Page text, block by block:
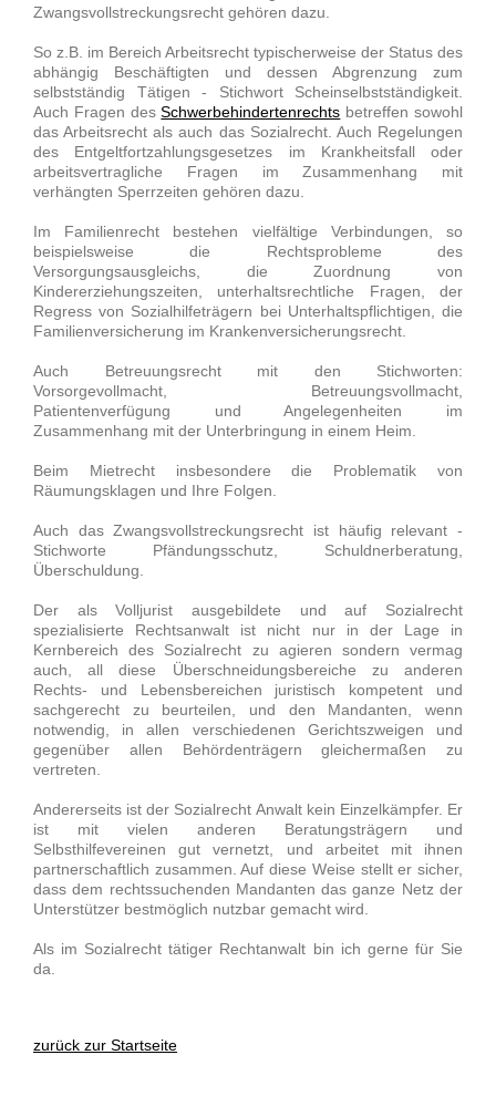
Zwangsvollstreckungsrecht gehören dazu.
So z.B. im Bereich Arbeitsrecht typischerweise der Status des
abhängig Beschäftigten und dessen Abgrenzung zum
selbstständig Tätigen - Stichwort Scheinselbstständigkeit.
Auch Fragen desSchwerbehindertenrechts betreffen sowohl
das Arbeitsrecht als auch das Sozialrecht. Auch Regelungen
des Entgeltfortzahlungsgesetzes im Krankheitsfall oder
arbeitsvertragliche Fragen im Zusammenhang mit
verhängten Sperrzeiten gehören dazu.
Im Familienrecht bestehen vielfältige Verbindungen, so
beispielsweise die Rechtsprobleme des
Versorgungsausgleichs, die Zuordnung von
Kindererziehungszeiten, unterhaltsrechtliche Fragen, der
Regress von Sozialhilfeträgern bei Unterhaltspflichtigen, die
Familienversicherung im Krankenversicherungsrecht.
Auch Betreuungsrecht mit den Stichworten:
Vorsorgevollmacht, Betreuungsvollmacht,
Patientenverfügung und Angelegenheiten im
Zusammenhang mit der Unterbringung in einem Heim.
Beim Mietrecht insbesondere die Problematik von
Räumungsklagen und Ihre Folgen.
Auch das Zwangsvollstreckungsrecht ist häufig relevant -
Stichworte Pfändungsschutz, Schuldnerberatung,
Überschuldung.
Der als Volljurist ausgebildete und auf Sozialrecht
spezialisierte Rechtsanwalt ist nicht nur in der Lage in
Kernbereich des Sozialrecht zu agieren sondern vermag
auch, all diese Überschneidungsbereiche zu anderen
Rechts- und Lebensbereichen juristisch kompetent und
sachgerecht zu beurteilen, und den Mandanten, wenn
notwendig, in allen verschiedenen Gerichtszweigen und
gegenüber allen Behördenträgern gleichermaßen zu
vertreten.
Andererseits ist der Sozialrecht Anwalt kein Einzelkämpfer. Er
ist mit vielen anderen Beratungsträgern und
Selbsthilfevereinen gut vernetzt, und arbeitet mit ihnen
partnerschaftlich zusammen. Auf diese Weise stellt er sicher,
dass dem rechtssuchenden Mandanten das ganze Netz der
Unterstützer bestmöglich nutzbar gemacht wird.
Als im Sozialrecht tätiger Rechtanwalt bin ich gerne für Sie
da.
zurück zur Startseite